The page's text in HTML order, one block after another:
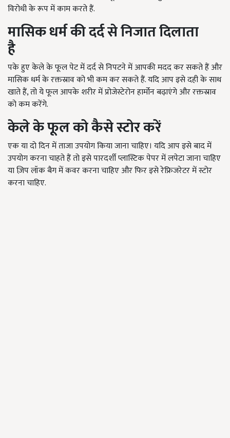
विरोधी के रूप में काम करते हैं.
मासिक धर्म की दर्द से निजात दिलाता
है
पके हुए केले के फूल पेट में दर्द से निपटने में आपकी मदद कर सकते हैं और
मासिक धर्म के रक्तस्राव को भी कम कर सकते हैं. यदि आप इसे दही के साथ
खाते हैं, तो ये फूल आपके शरीर में प्रोजेस्टेरोन हार्मोन बढ़ाएंगे और रक्तस्राव
को कम करेंगे.
केले के फूल को कैसे स्टोर करें
एक या दो दिन में ताजा उपयोग किया जाना चाहिए। यदि आप इसे बाद में
उपयोग करना चाहते हैं तो इसे पारदर्शी प्लास्टिक पेपर में लपेटा जाना चाहिए
या ज़िप लॉक बैग में कवर करना चाहिए और फिर इसे रेफ्रिजरेटर में स्टोर
करना चाहिए.